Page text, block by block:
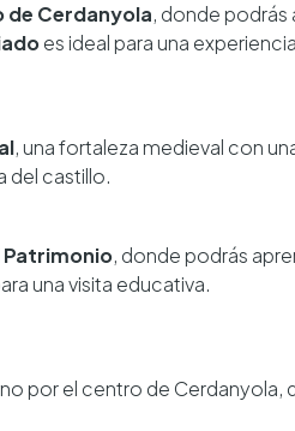
Cerdanyola, donde
es ideal para una
, una fortaleza medieval con
del castillo.
, donde podrás
una visita educativa.
por el centro de Cerdanyola,